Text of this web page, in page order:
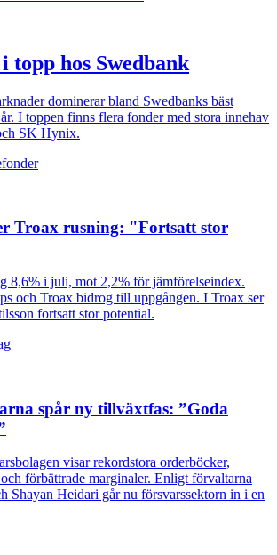
topp hos Swedbank
dominerar bland Swedbanks bäst
I toppen finns flera fonder med stora innehav
SK Hynix.
Troax rusning: "Fortsatt stor
8,6% i juli, mot 2,2% för jämförelseindex.
och Troax bidrog till uppgången. I Troax ser
fortsatt stor potential.
spår ny tillväxtfas: ”Goda
visar rekordstora orderböcker,
förbättrade marginaler. Enligt förvaltarna
Shayan Heidari går nu försvarssektorn in i en